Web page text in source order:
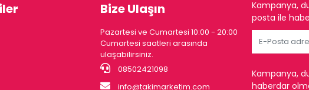
Bize Ulaşın
Pazartesi ve Cumartesi 10:00 - 20:00
Cumartesi saatleri arasında
ulaşabilirsiniz.
08502421098
info@takimarketim.com
Kampanya,
posta ile
Kampanya,
haberdar